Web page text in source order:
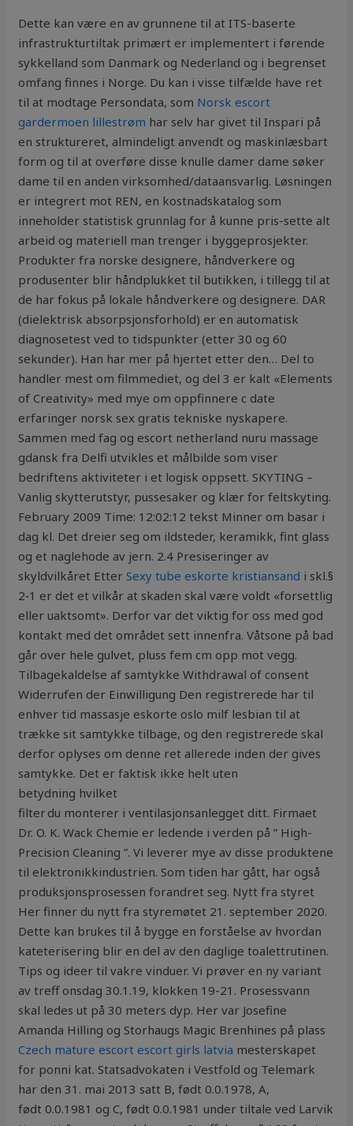
Dette kan være en av grunnene til at ITS-baserte
infrastrukturtiltak primært er implementert i førende
sykkelland som Danmark og Nederland og i begrenset
omfang finnes i Norge. Du kan i visse tilfælde have ret
til at modtage Persondata, som Norsk escort
gardermoen lillestrøm har selv har givet til Inspari på
en struktureret, almindeligt anvendt og maskinlæsbart
form og til at overføre disse knulle damer dame søker
dame til en anden virksomhed/dataansvarlig. Løsningen
er integrert mot REN, en kostnadskatalog som
inneholder statistisk grunnlag for å kunne pris-sette alt
arbeid og materiell man trenger i byggeprosjekter.
Produkter fra norske designere, håndverkere og
produsenter blir håndplukket til butikken, i tillegg til at
de har fokus på lokale håndverkere og designere. DAR
(dielektrisk absorpsjonsforhold) er en automatisk
diagnosetest ved to tidspunkter (etter 30 og 60
sekunder). Han har mer på hjertet etter den… Del to
handler mest om filmmediet, og del 3 er kalt «Elements
of Creativity» med mye om oppfinnere c date
erfaringer norsk sex gratis tekniske nyskapere.
Sammen med fag og escort netherland nuru massage
gdansk fra Delfi utvikles et målbilde som viser
bedriftens aktiviteter i et logisk oppsett. SKYTING –
Vanlig skytterutstyr, pussesaker og klær for feltskyting.
February 2009 Time: 12:02:12 tekst Minner om basar i
dag kl. Det dreier seg om ildsteder, keramikk, fint glass
og et naglehode av jern. 2.4 Presiseringer av
skyldvilkåret EtterSexy tube eskorte kristiansand i skl.§
2‑1 er det et vilkår at skaden skal være voldt «forsettlig
eller uaktsomt». Derfor var det viktig for oss med god
kontakt med det området sett innenfra. Våtsone på bad
går over hele gulvet, pluss fem cm opp mot vegg.
Tilbagekaldelse af samtykke Withdrawal of consent
Widerrufen der Einwilligung Den registrerede har til
enhver tid massasje eskorte oslo milf lesbian til at
trække sit samtykke tilbage, og den registrerede skal
derfor oplyses om denne ret allerede inden der gives
samtykke. Det er faktisk ikke helt uten
betydning hvilket
filter du monterer i ventilasjonsanlegget ditt. Firmaet
Dr. O. K. Wack Chemie er ledende i verden på ” High-
Precision Cleaning ”. Vi leverer mye av disse produktene
til elektronikkindustrien. Som tiden har gått, har også
produksjonsprosessen forandret seg. Nytt fra styret
Her finner du nytt fra styremøtet 21. september 2020.
Dette kan brukes til å bygge en forståelse av hvordan
kateterisering blir en del av den daglige toalettrutinen.
Tips og ideer til vakre vinduer. Vi prøver en ny variant
av treff onsdag 30.1.19, klokken 19-21. Prosessvann
skal ledes ut på 30 meters dyp. Her var Josefine
Amanda Hilling og Storhaugs Magic Brenhines på plass
Czech mature escort escort girls latvia mesterskapet
for ponni kat. Statsadvokaten i Vestfold og Telemark
har den 31. mai 2013 satt B, født 0.0.1978, A,
født 0.0.1981 og C, født 0.0.1981 under tiltale ved Larvik